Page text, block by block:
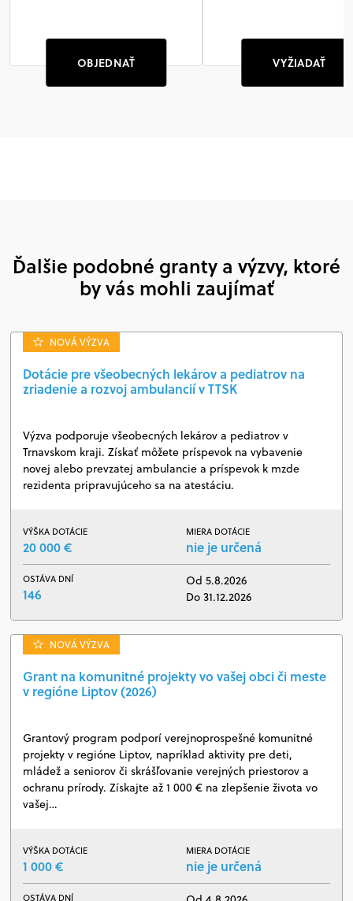
OBJEDNAŤ VYŽIADAŤ
Ďalšie podobné granty a výzvy, ktoré
by vás mohli zaujímať
NOVÁ VÝZVA
Dotácie pre všeobecných lekárov a pediatrov na
zriadenie a rozvoj ambulancií v TTSK
Výzva podporuje všeobecných lekárov a pediatrov v
Trnavskom kraji. Získať môžete príspevok na vybavenie
novej alebo prevzatej ambulancie a príspevok k mzde
rezidenta pripravujúceho sa na atestáciu.
VÝŠKA DOTÁCIE
20 000 €
MIERA DOTÁCIE
nie je určená
OSTÁVA DNÍ
146
Od 5.8.2026
Do 31.12.2026
NOVÁ VÝZVA
Grant na komunitné projekty vo vašej obci či meste
v regióne Liptov (2026)
Grantový program podporí verejnoprospešné komunitné
projekty v regióne Liptov, napríklad aktivity pre deti,
mládež a seniorov či skrášľovanie verejných priestorov a
ochranu prírody. Získajte až 1 000 € na zlepšenie života vo
vašej…
VÝŠKA DOTÁCIE
1 000 €
MIERA DOTÁCIE
nie je určená
OSTÁVA DNÍ